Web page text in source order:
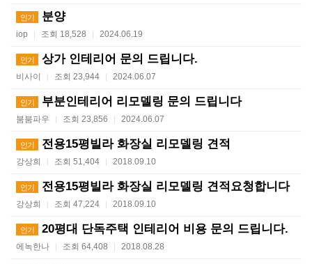
인기 분양
iop | 조회 18,528 | 2024.06.19
인기 상가 인테리어 문의 드립니다.
비사이 | 조회 23,944 | 2024.06.07
인기 부분인테리어 리모델링 문의 드립니다
붐붐파우 | 조회 23,856 | 2024.06.07
인기 전용15평빌라 화장실 리모델링 견적
강상희 | 조회 51,404 | 2018.09.10
인기 전용15평빌라 화장실 리모델링 견적요청합니다
강상희 | 조회 47,224 | 2018.09.10
인기 20평대 단독주택 인테리어 비용 문의 드립니다.
에녹한나 | 조회 64,408 | 2018.08.28